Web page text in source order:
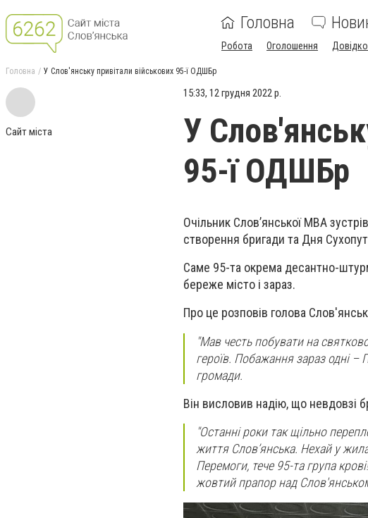
Головна
Робота Оголошення
Головна У Слов'янську привітали військових 95-ї ОДШБр
Сайт міста
15:33, 12 грудня 2022 р.
У
95-ї ОДШБр
Очільник Слов’янської МВА
створення бригади та Дня
Саме 95-та окрема десантно-
береже місто і зараз.
Про це розповів голова
"Мав честь побувати на
героїв. Побажання зараз одні –
громади.
Він висловив надію, що невдовзі
"Останні роки так щільно
життя Слов’янська. Нехай у
Перемоги, тече 95-та група
жовтий прапор над